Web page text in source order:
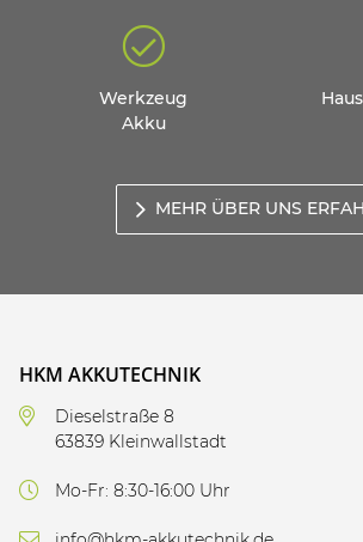
Werkzeug
Akku
MEHR ÜBER UNS
HKM AKKUTECHNIK
Dieselstraße 8
63839 Kleinwallstadt
Mo-Fr: 8:30-16:00 Uhr